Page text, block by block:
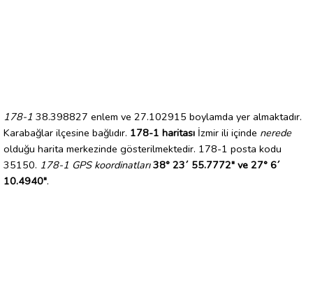
178-1 38.398827 enlem ve 27.102915 boylamda yer almaktadır.
Karabağlar ilçesine bağlıdır. 178-1 haritası İzmir ili içinde nerede
olduğu harita merkezinde gösterilmektedir. 178-1 posta kodu
35150. 178-1 GPS koordinatları 38° 23´ 55.7772" ve 27° 6´
10.4940".